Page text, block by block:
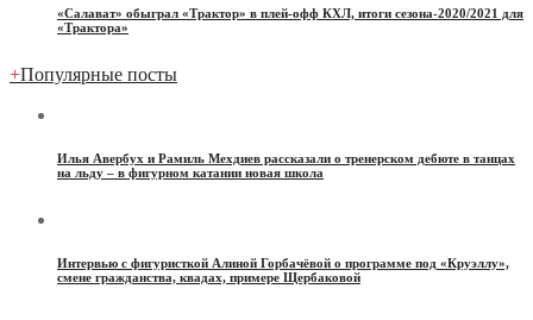
«Салават» обыграл «Трактор» в плей-офф КХЛ, итоги сезона-2020/2021 для
«Трактора»
+Популярные посты
Илья Авербух и Рамиль Мехдиев рассказали о тренерском дебюте в танцах
на льду – в фигурном катании новая школа
Интервью с фигуристкой Алиной Горбачёвой о программе под «Круэллу»,
смене гражданства, квадах, примере Щербаковой